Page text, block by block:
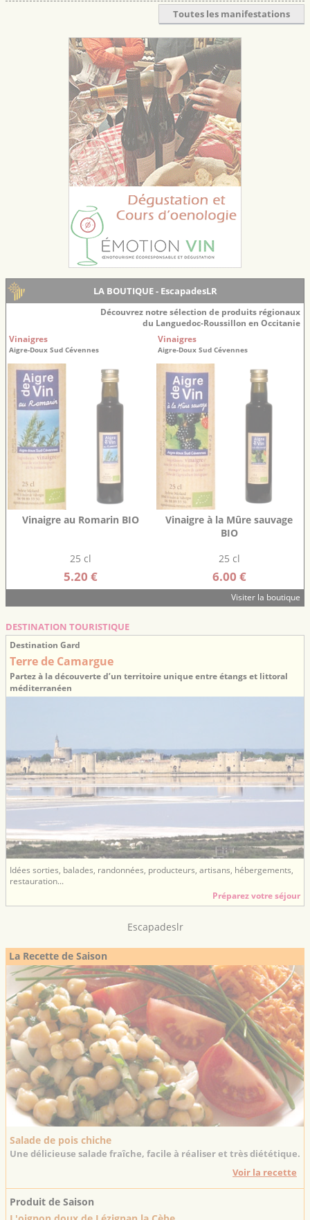
Toutes les manifestations
LA BOUTIQUE - EscapadesLR
Découvrez notre sélection de produits régionaux
du Languedoc-Roussillon en Occitanie
Vinaigres
Aigre-Doux Sud Cévennes
Vinaigre au Romarin BIO
25 cl
5.20 €
Vinaigres
Aigre-Doux Sud Cévennes
Vinaigre à la Mûre sauvage
BIO
25 cl
6.00 €
Visiter la boutique
DESTINATION TOURISTIQUE
Destination Gard
Terre de Camargue
Partez à la découverte d’un territoire unique entre étangs et littoral
méditerranéen
Idées sorties, balades, randonnées, producteurs, artisans, hébergements,
restauration...
Préparez votre séjour
Escapadeslr
La Recette de Saison
Salade de pois chiche
Une délicieuse salade fraîche, facile à réaliser et très diététique.
Voir la recette
Produit de Saison